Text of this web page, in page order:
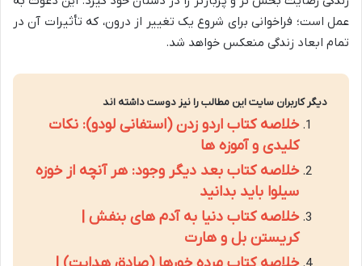
عمل است؛ فراخوانی برای شروع یک تغییر از درون، که تأثیرات آن در
تمام ابعاد زندگی منعکس خواهد شد.
دیگر کاربران سایت این مطالب را نیز دوست داشته اند
خلاصه کتاب اردو زدن (استفانی لودو): نکات
کلیدی و آموزه ها
خلاصه کتاب بعد دیگر وجود: هر آنچه از خوزه
سیلوا باید بدانید
خلاصه کتاب دنیا به آدم های بنفش |
کریستن بل و هارت